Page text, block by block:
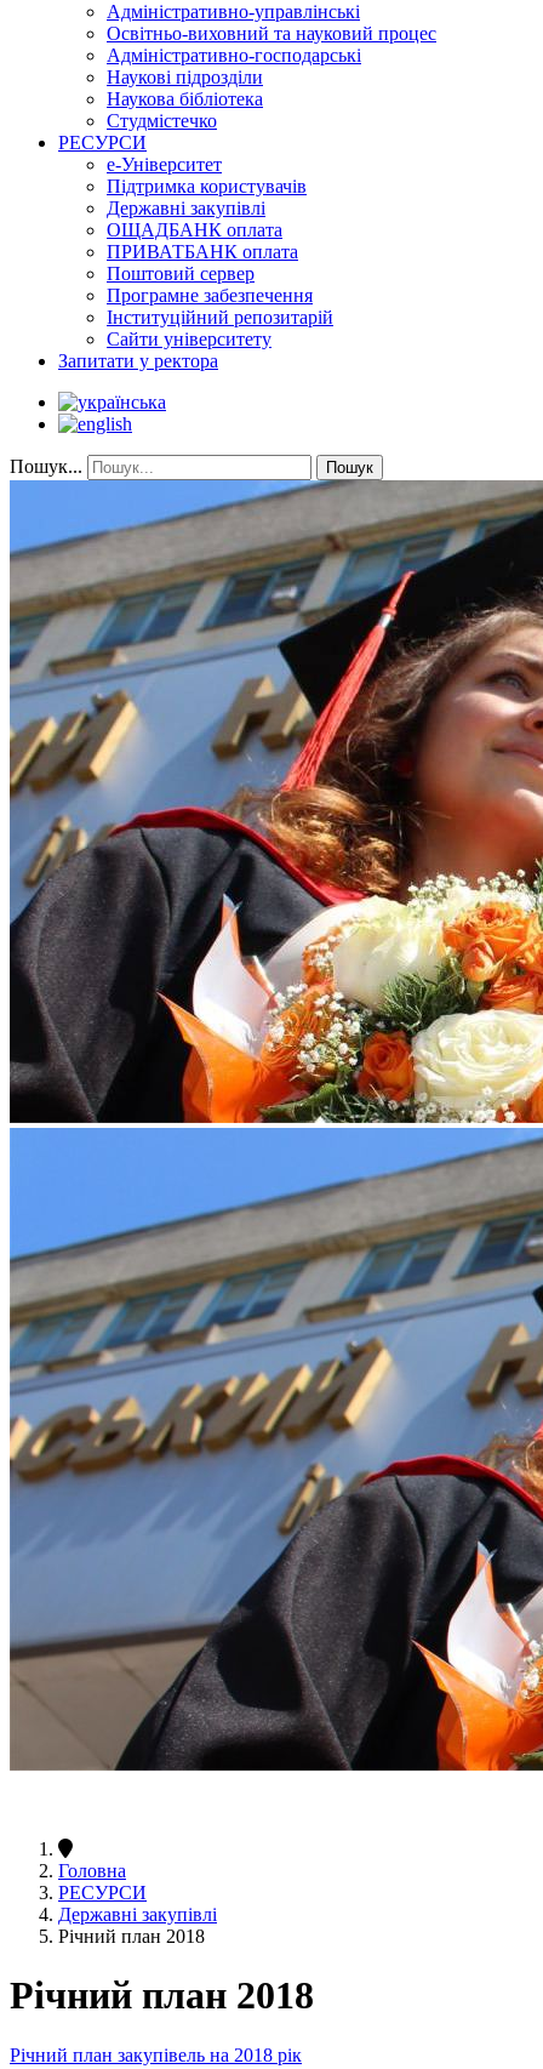
Адміністративно-управлінські
Освітньо-виховний та науковий процес
Адміністративно-господарські
Наукові підрозділи
Наукова бібліотека
Студмістечко
РЕСУРСИ
е-Університет
Підтримка користувачів
Державні закупівлі
ОЩАДБАНК оплата
ПРИВАТБАНК оплата
Поштовий сервер
Програмне забезпечення
Інституційний репозитарій
Сайти університету
Запитати у ректора
Пошук... Пошук
Головна
РЕСУРСИ
Державні закупівлі
Річний план 2018
Річний план 2018
Річний план закупівель на 2018 рік